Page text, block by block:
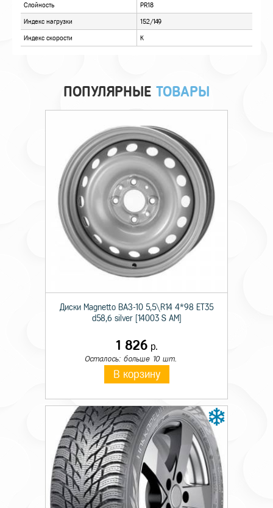
Технические характеристики
Происхождение Импортная
Диаметр 20
Индекс нагрузки 152/149
Индекс скорости K
ПОПУЛЯРНЫЕ ТОВАРЫ
Диски Magnetto ВАЗ-10 5,5\R14 4*98 ET35
d58,6 silver [14003 S AM]
1 826р.
Осталось: больше 10 шт.
В корзину